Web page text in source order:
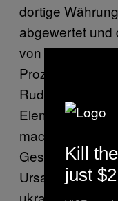
dortige
abgewertet und
von Kondomen
Prozent
Rudneva, einer
Elena Pinchuk
machen all
Ursache für die
ukrainischen
Kill
just